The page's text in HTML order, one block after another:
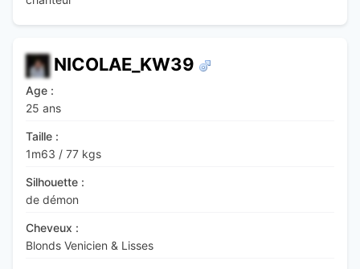
NICOLAE_KW39
Age :
25 ans
Taille :
1m63 / 77 kgs
Silhouette :
de démon
Cheveux :
Blonds Venicien & Lisses